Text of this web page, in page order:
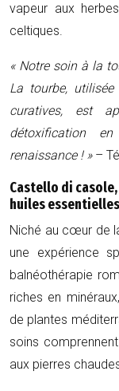
vapeur aux
celtiques.
« Notre soin à la
La tourbe,
curatives, est
détoxification
renaissance ! » –
Castello di
huiles
Niché au cœur de
une expérience
balnéothérapie
riches en
de plantes
soins
aux pierres